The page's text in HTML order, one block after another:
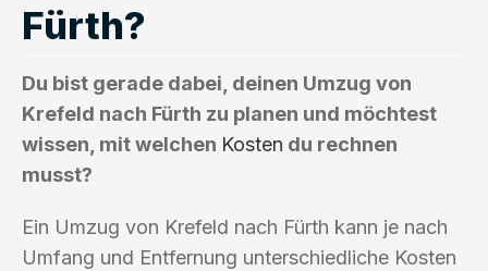
Fürth?
Du bist gerade dabei, deinen Umzug von
Krefeld nach Fürth zu planen und möchtest
wissen, mit welchen Kosten du rechnen
musst?
Ein Umzug von Krefeld nach Fürth kann je nach
Umfang und Entfernung unterschiedliche Kosten